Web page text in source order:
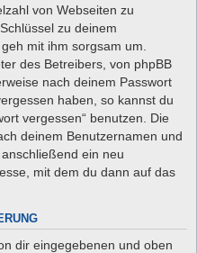
von Webseiten zu
zu deinem
mit ihm sorgsam um.
des Betreibers, von phpBB
nach deinem Passwort
haben, so kannst du
vergessen“ benutzen. Die
deinem Benutzernamen und
ein neu
mit dem du dann auf das
dir eingegebenen und oben